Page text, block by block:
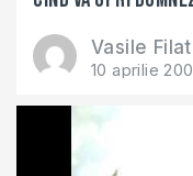
Vasile Filat
10 aprilie